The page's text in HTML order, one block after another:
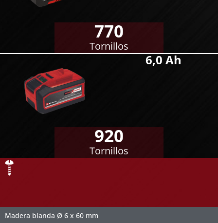
770
Tornillos
6,0 Ah
920
Tornillos
Madera blanda Ø 6 x 60 mm